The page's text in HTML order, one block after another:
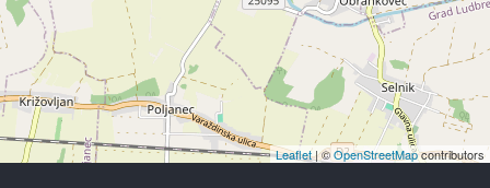
Leaflet| ©OpenStreetMapcontributors